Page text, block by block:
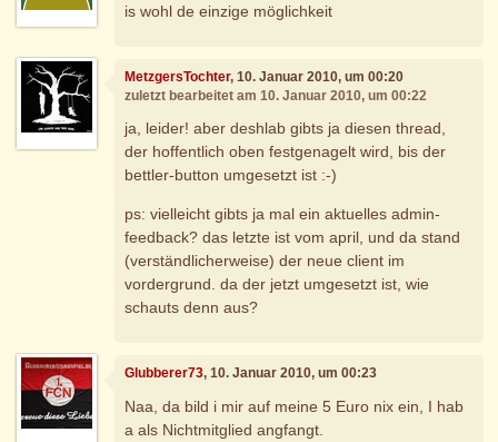
is wohl de einzige möglichkeit
MetzgersTochter, 10. Januar 2010, um 00:20
zuletzt bearbeitet am 10. Januar 2010, um 00:22
ja, leider! aber deshlab gibts ja diesen thread,
der hoffentlich oben festgenagelt wird, bis der
bettler-button umgesetzt ist :-)
ps: vielleicht gibts ja mal ein aktuelles admin-
feedback? das letzte ist vom april, und da stand
(verständlicherweise) der neue client im
vordergrund. da der jetzt umgesetzt ist, wie
schauts denn aus?
Glubberer73, 10. Januar 2010, um 00:23
Naa, da bild i mir auf meine 5 Euro nix ein, I hab
a als Nichtmitglied angfangt.